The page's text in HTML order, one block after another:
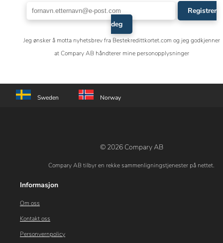
Registrer
deg
Jeg ønsker å motta nyhetsbrev fra Bestekredittkortet.com og jeg godkjenner
at Compary AB håndterer mine personopplysninger
Sweden Norway
© 2026 Compary AB
Compary AB tilbyr en rekke sammenligningstjenester på nettet.
Informasjon
Om oss
Kontakt oss
Personvernpolicy